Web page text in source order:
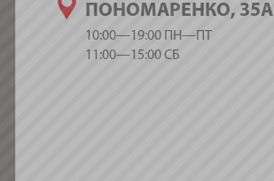
ПОНОМАРЕНКО, 35А
10:00—19:00 ПН—ПТ
11:00—15:00 СБ